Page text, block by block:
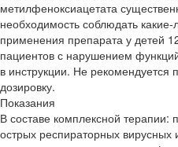
метилфеноксиацетата
необходимость соблюдать
применения препарата у детей
пациентов с нарушением
в инструкции. Не
дозировку.
Показания
В составе комплексной терапии:
острых респираторных